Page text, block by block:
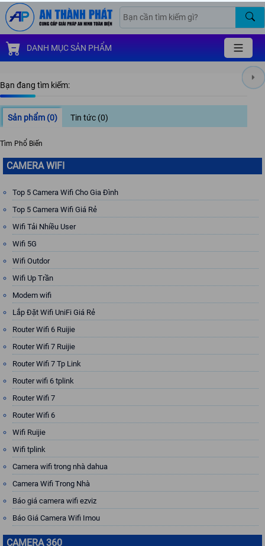
DANH MỤC SẢN PHẨM
Bạn đang tìm kiếm:
Sản phẩm (0) Tin tức (0)
Tìm Phổ Biến
CAMERA WIFI
Top 5 Camera Wifi Cho Gia Đình
Top 5 Camera Wifi Giá Rẻ
Wifi Tải Nhiều User
Wifi 5G
Wifi Outdor
Wifi Up Trần
Modem wifi
Lắp Đặt Wifi UniFi Giá Rẻ
Router Wifi 6 Ruijie
Router Wifi 7 Ruijie
Router Wifi 7 Tp Link
Router wifi 6 tplink
Router Wifi 7
Router Wifi 6
Wifi Ruijie
Wifi tplink
Camera wifi trong nhà dahua
Camera Wifi Trong Nhà
Báo giá camera wifi ezviz
Báo Giá Camera Wifi Imou
CAMERA 360